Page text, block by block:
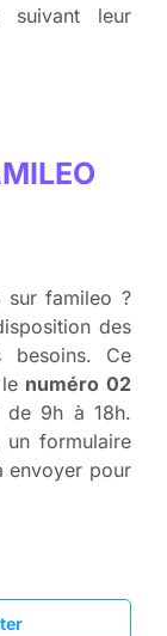
leur
sur famileo ?
des
besoins. Ce
numéro 02
de 9h à 18h.
un formulaire
envoyer pour